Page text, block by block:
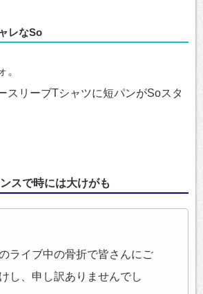
レなSo
。
スリーブTシャツに短パンがSoスタ
スで時には大けがも
ライブ中の骨折で皆さんにご
し、申し訳ありませんでし